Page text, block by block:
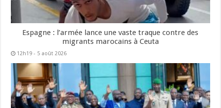
Espagne : l’armée lance une vaste traque contre des
migrants marocains à Ceuta
12h19 - 5 août 2026